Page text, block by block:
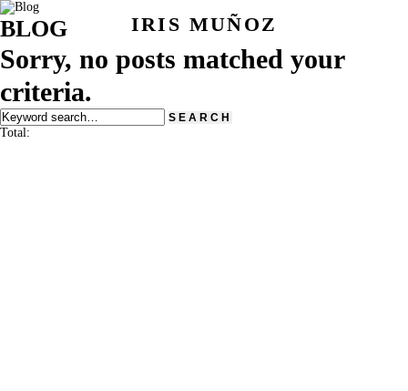
IRIS MUÑOZ
BLOG
Sorry, no posts matched your
criteria.
Total: